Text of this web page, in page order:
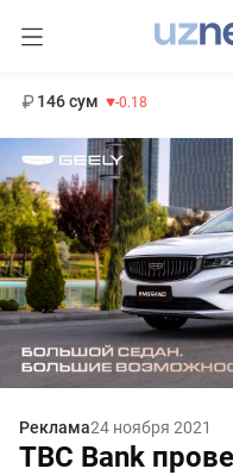
146 сум -0.18
Реклама24 ноября 2021
TBC Bank